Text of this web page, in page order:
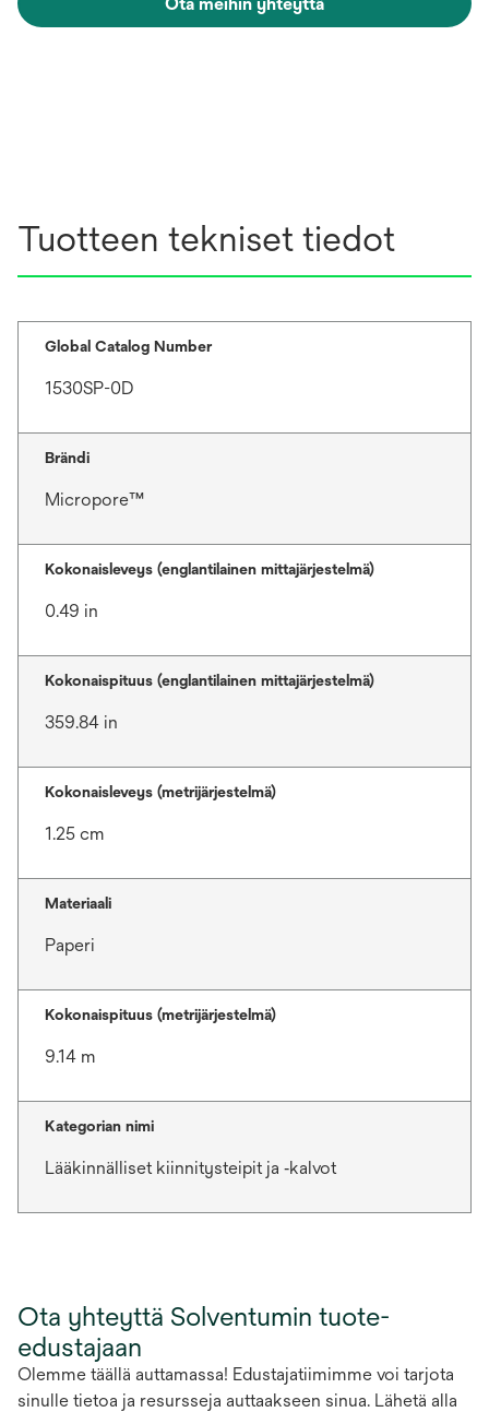
Tuotteen tekniset tiedot
Global Catalog Number
1530SP-0D
Brändi
Micropore™
Kokonaisleveys (englantilainen mittajärjestelmä)
0.49 in
Kokonaispituus (englantilainen mittajärjestelmä)
359.84 in
Kokonaisleveys (metrijärjestelmä)
1.25 cm
Materiaali
Paperi
Kokonaispituus (metrijärjestelmä)
9.14 m
Kategorian nimi
Lääkinnälliset kiinnitysteipit ja ‑kalvot
Ota yhteyttä Solventumin tuote-
edustajaan
Olemme täällä auttamassa! Edustajatiimimme voi tarjota
sinulle tietoa ja resursseja auttaakseen sinua. Lähetä alla